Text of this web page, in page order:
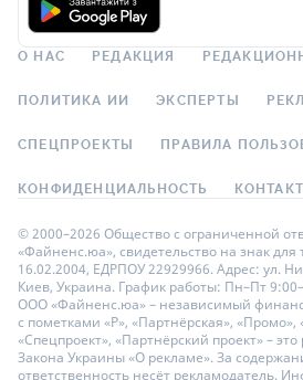
О НАС РЕДАКЦИЯ
ПОЛИТИКА ИИ ЭКСПЕРТЫ
СПЕЦПРОЕКТЫ ПРАВИЛА
КОНФИДЕНЦИАЛЬНОСТЬ
© 2000–2026 Общество с ограниченной
«Файненс.юа», свидетельство на знак для
16.02.2004, ЕДРПОУ 22929966. Адрес: ул.
Киев, Украина. График работы: Пн–Пт
ООО «Файненс.юа» – независимый
с пометками «Р», «Партнёрская»,
«Спецпроект», «Партнёрский проект» –
Закона Украины «О рекламе». За
ответственность несёт рекламодатель.